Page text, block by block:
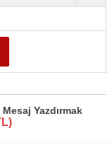
Yazdırmak